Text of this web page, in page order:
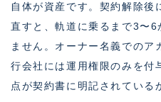
自体が資産です。契約解除後
直すと、軌道に乗るまで3〜6
ません。オーナー名義でのア
行会社には運用権限のみを付
点が契約書に明記されている